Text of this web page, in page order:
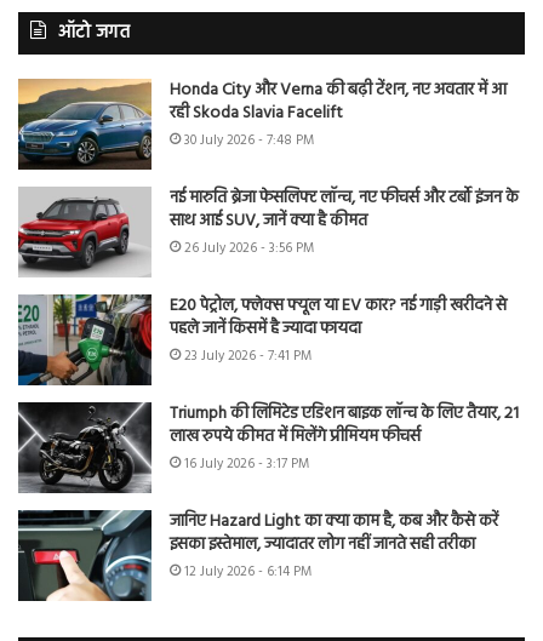
ऑटो जगत
Honda City और Verna की बढ़ी टेंशन, नए अवतार में आ
रही Skoda Slavia Facelift
30 July 2026 - 7:48 PM
नई मारुति ब्रेजा फेसलिफ्ट लॉन्च, नए फीचर्स और टर्बो इंजन के
साथ आई SUV, जानें क्या है कीमत
26 July 2026 - 3:56 PM
E20 पेट्रोल, फ्लेक्स फ्यूल या EV कार? नई गाड़ी खरीदने से
पहले जानें किसमें है ज्यादा फायदा
23 July 2026 - 7:41 PM
Triumph की लिमिटेड एडिशन बाइक लॉन्च के लिए तैयार, 21
लाख रुपये कीमत में मिलेंगे प्रीमियम फीचर्स
16 July 2026 - 3:17 PM
जानिए Hazard Light का क्या काम है, कब और कैसे करें
इसका इस्तेमाल, ज्यादातर लोग नहीं जानते सही तरीका
12 July 2026 - 6:14 PM